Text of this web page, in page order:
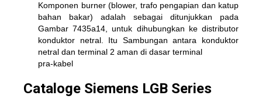
Komponen burner (blower, trafo pengapian dan katup
bahan bakar) adalah sebagai ditunjukkan pada
Gambar 7435a14, untuk dihubungkan ke distributor
konduktor netral. Itu Sambungan antara konduktor
netral dan terminal 2 aman di dasar terminal
pra-kabel
Cataloge Siemens LGB Series